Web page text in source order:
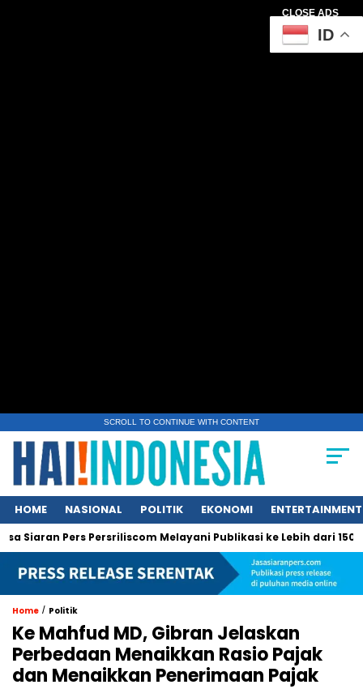
CLOSE ADS
SCROLL TO CONTINUE WITH CONTENT
HOME NASIONAL POLITIK EKONOMI ENTERTAINMENT
Pers Persriliscom Melayani Publikasi ke Lebih dari 150 Media
Home / Politik
Ke Mahfud MD, Gibran Jelaskan
Perbedaan Menaikkan Rasio Pajak
dan Menaikkan Penerimaan Pajak
ID